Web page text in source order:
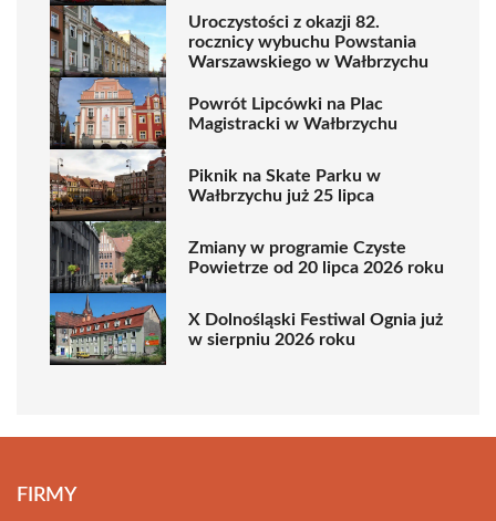
Uroczystości z okazji 82.
rocznicy wybuchu Powstania
Warszawskiego w Wałbrzychu
Powrót Lipcówki na Plac
Magistracki w Wałbrzychu
Piknik na Skate Parku w
Wałbrzychu już 25 lipca
Zmiany w programie Czyste
Powietrze od 20 lipca 2026 roku
X Dolnośląski Festiwal Ognia już
w sierpniu 2026 roku
FIRMY